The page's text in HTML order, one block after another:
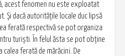
acest fenomen nu este exploatat
Şi dacă autorităţile locale duc lipsă
ferată respectivă se pot organiza
turişti. În felul ăsta se pot obţine
ferată de mărăcini. De